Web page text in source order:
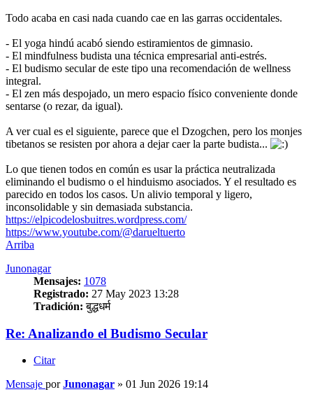
Todo acaba en casi nada cuando cae en las garras occidentales.
- El yoga hindú acabó siendo estiramientos de gimnasio.
- El mindfulness budista una técnica empresarial anti-estrés.
- El budismo secular de este tipo una recomendación de wellness
integral.
- El zen más despojado, un mero espacio físico conveniente donde
sentarse (o rezar, da igual).
A ver cual es el siguiente, parece que el Dzogchen, pero los monjes
tibetanos se resisten por ahora a dejar caer la parte budista...
Lo que tienen todos en común es usar la práctica neutralizada
eliminando el budismo o el hinduismo asociados. Y el resultado es
parecido en todos los casos. Un alivio temporal y ligero,
inconsolidable y sin demasiada substancia.
https://elpicodelosbuitres.wordpress.com/
https://www.youtube.com/@darueltuerto
Arriba
Junonagar
Mensajes: 1078
Registrado: 27 May 2023 13:28
Tradición: बुद्धधर्म
Re: Analizando el Budismo Secular
Citar
Mensaje porJunonagar » 01 Jun 2026 19:14